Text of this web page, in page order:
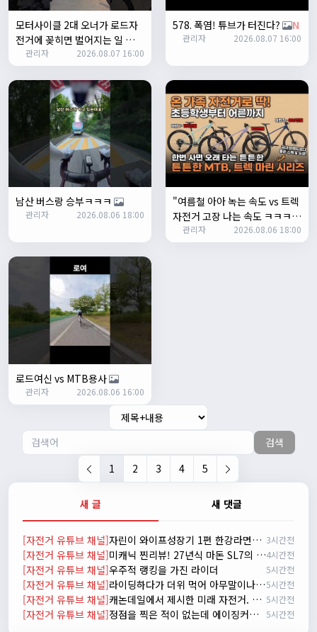
새 글 새 댓글
[자전거 유튜브 채널] 자린이 와이프성장기 1편 한강라면을 먹어보자~ 3시간전
[자전거 유튜브 채널] 미캐닉 찐리뷰! 27년식 마돈 SL7의 비밀4시간전
[자전거 유튜브 채널]우주적 랭킹을 가진 라이더 5시간전
[자전거 유튜브 채널] 라이딩하다가 더위 먹어 아무말이나 하는 신빵 인터뷰5시간전
[자전거 유튜브 채널] 캐논데일에서 제시한 미래 자전거. 캐논데일 시냅스 시승 리뷰 5시간전
[자전거 유튜브 채널] 정점을 찍은 적이 없는데 에이징커브라고? 5시간전
좌측 로고(메인 대문) 누르면 홈으로 이동할때 왼쪽으로 가서
눌러야 해서 불편하네요. 가운데에 있거나 빈공간을 눌러도
메인으로 이동하게 해주실수 있나요>?
2/3/2025
한번 확인해보겠습니다 :)
2/8/2025
명신이10:43:01
너무 추워요
2/10/2025
부두게이 BRBR09:54:20
잔차나라 화이팅!!
관리자10:15:31
2/14/2025
서준22:03:11
저 첫 로드로 힉스 바버비 살려하는데 괜찮나요?
2/16/2025
자출조아
15:14:23
시즌온 하신 분들 모두 안라하세요~~
시즌온이랑 안라가 몬가요?
진우01:50:08
시즌온은 시즌이 시작됬다는거고 안라는 안전한 라이딩으로
자출조아
2/20/2025
시즌이 곧 다가오네요 ^^ 모두 안전한 라이딩 하시기 바랍니
다
2/22/2025
자출조아18:44:23
넵!! 잔차나라도 시즌온과 함께 바쁜 하루하루 보내세요~~
3/1/2025
자출조아08:54:33
수도권은 3.1절 연휴 비소식...ㅠ ㅠ
모터사이클 2대 오너가 로드자
전거에 꽂히면 벌어지는 일 💸
N
관리자 2026.08.07 16:00
578. 폭염! 튜브가 터진다? N
관리자 2026.08.07 16:00
남산 버스랑 승부ㅋㅋㅋ
관리자 2026.08.06 18:00
"여름철 아아 녹는 속도 vs 트렉
자전거 고장 나는 속도 ㅋㅋㅋ
입문용 MTB 끝판왕 추천"
관리자 2026.08.06 18:00
로드여신 vs MTB용사
관리자 2026.08.06 16:00
검색
1
2 3 4 5